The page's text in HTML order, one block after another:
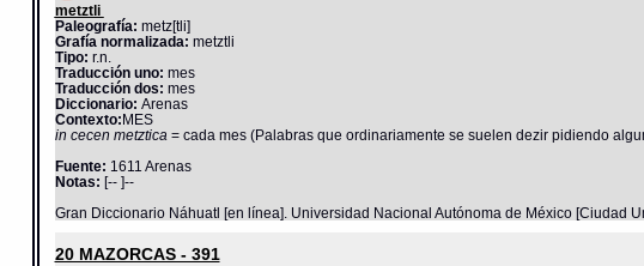
metztli
Paleografía: metz[tli]
Grafía normalizada: metztli
Tipo: r.n.
Traducción uno: mes
Traducción dos: mes
Diccionario: Arenas
Contexto:MES
in cecen metztica = cada mes (Palabras que ordinariamente se suelen dezir pidiendo
Fuente: 1611 Arenas
Notas: [-- ]--
Gran Diccionario Náhuatl [en línea]. Universidad Nacional Autónoma de México [Ciudad
20 MAZORCAS - 391